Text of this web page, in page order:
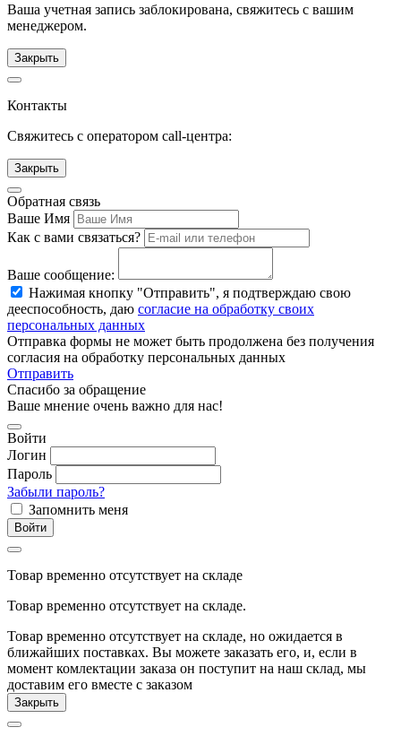
Ваша учетная запись заблокирована, свяжитесь с вашим
менеджером.
Закрыть
Контакты
Свяжитесь с оператором call-центра:
Закрыть
Обратная связь
Ваше Имя
Как с вами связаться?
Ваше сообщение:
Нажимая кнопку "Отправить", я подтверждаю свою
дееспособность, даю согласие на обработку своих
персональных данных
Отправка формы не может быть продолжена без получения
согласия на обработку персональных данных
Отправить
Спасибо за обращение
Ваше мнение очень важно для нас!
Войти
Логин
Пароль
Забыли пароль?
Запомнить меня
Войти
Товар временно отсутствует на складе
Товар временно отсутствует на складе.
Товар временно отсутствует на складе, но ожидается в
ближайших поставках. Вы можете заказать его, и, если в
момент комлектации заказа он поступит на наш склад, мы
доставим его вместе с заказом
Закрыть